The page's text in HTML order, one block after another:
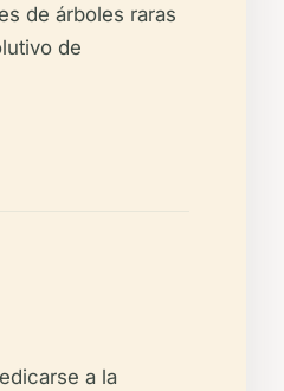
de árboles raras
de
a la